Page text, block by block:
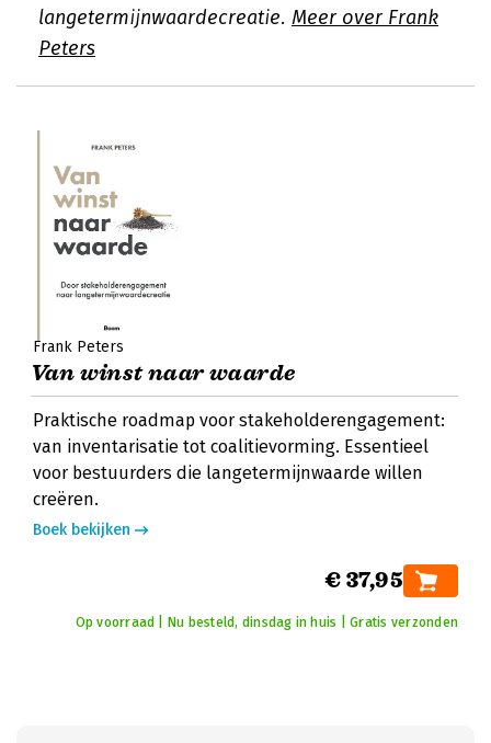
langetermijnwaardecreatie. Meer over Frank
Peters
Frank Peters
Van winst naar waarde
Praktische roadmap voor stakeholderengagement:
van inventarisatie tot coalitievorming. Essentieel
voor bestuurders die langetermijnwaarde willen
creëren.
Boek bekijken
€ 37,95
Op voorraad | Nu besteld, dinsdag in huis | Gratis verzonden